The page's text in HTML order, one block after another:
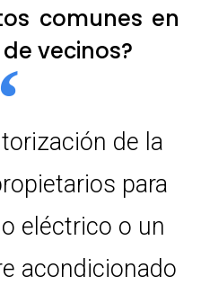
comunes en
vecinos?
de la
para
eléctrico o un
acondicionado